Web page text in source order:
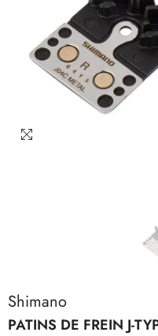
Shimano
PATINS DE FREIN J-